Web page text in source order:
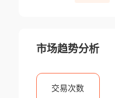
市场趋势分析
交易次数